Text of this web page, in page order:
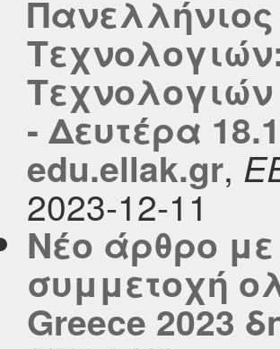
- Δευτέρα
edu.ellak.gr,
2023-12-11
Νέο άρθρο
συμμετοχή
Greece 2023